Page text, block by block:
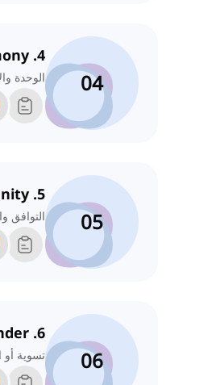
04
4. Unity and Harmony
الوحدة
05
5. Accordance and Unity
التوافق
06
6. Compromise or Surrender
تسوية أو